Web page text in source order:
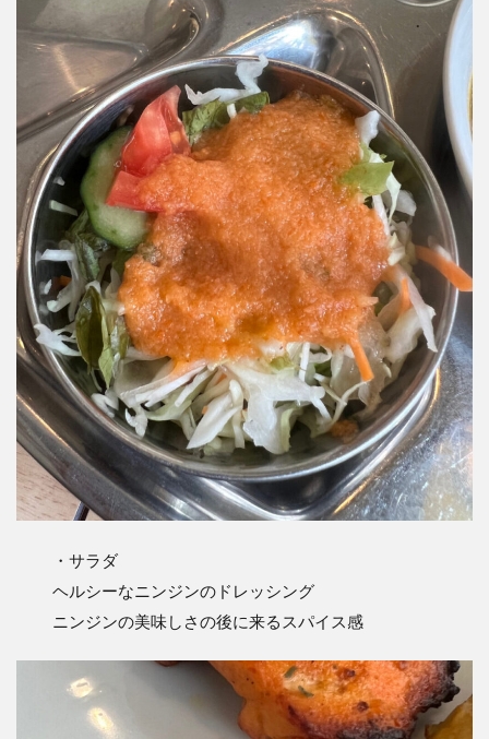
・サラダ
ヘルシーなニンジンのドレッシング
ニンジンの美味しさの後に来るスパイス感